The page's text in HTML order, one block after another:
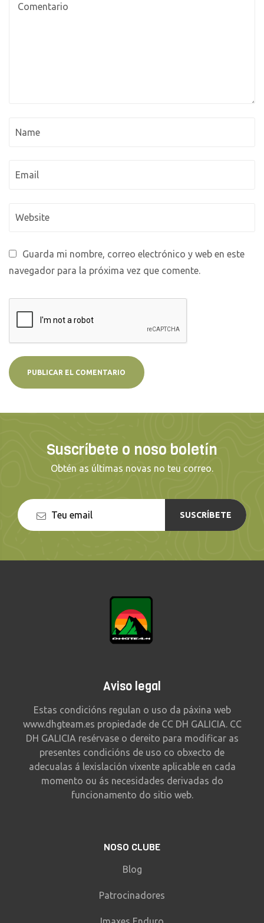
Guarda mi nombre, correo electrónico y web en este
navegador para la próxima vez que comente.
Suscríbete o noso boletín
Obtén as últimas novas no teu correo.
SUSCRÍBETE
Aviso legal
Estas condicións regulan o uso da páxina web
www.dhgteam.es propiedade de CC DH GALICIA. CC
DH GALICIA resérvase o dereito para modificar as
presentes condicións de uso co obxecto de
adecualas á lexislación vixente aplicable en cada
momento ou ás necesidades derivadas do
funcionamento do sitio web.
NOSO CLUBE
Blog
Patrocinadores